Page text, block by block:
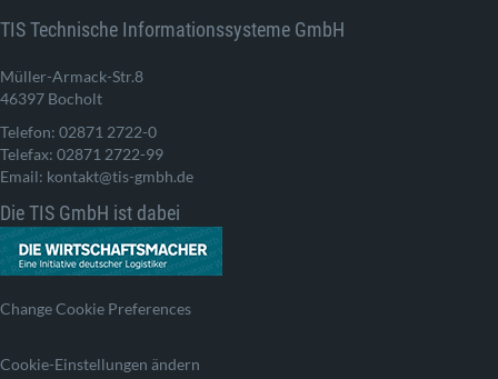
TIS Technische Informationssysteme GmbH
Müller-Armack-Str.8
46397 Bocholt
Telefon: 02871 2722-0
Telefax: 02871 2722-99
Email: kontakt@tis-gmbh.de
Die TIS GmbH ist dabei
Change Cookie Preferences
Cookie-Einstellungen ändern